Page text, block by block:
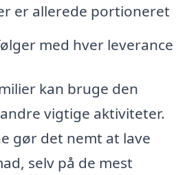
er allerede portioneret
med hver leverance
kan bruge den
vigtige aktiviteter.
gør det nemt at lave
selv på de mest